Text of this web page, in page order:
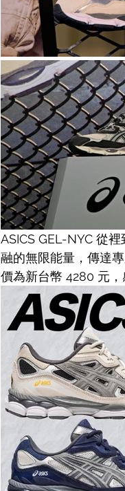
ASICS GEL-NYC 從
融的無限能量，傳達
價為新台幣 4280 元，